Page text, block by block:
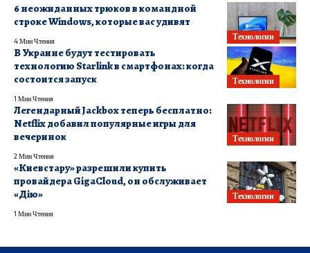
Технологии
6 неожиданных трюков в командной
строке Windows, которые вас удивят
4 Мин Чтения
Технологии
В Украине будут тестировать
технологию Starlink в смартфонах: когда
состоится запуск
1 Мин Чтения
Технологии
Легендарный Jackbox теперь бесплатно:
Netflix добавил популярные игры для
вечеринок
2 Мин Чтения
Технологии
«Киевстару» разрешили купить
провайдера GigaCloud, он обслуживает
«Дію»
1 Мин Чтения